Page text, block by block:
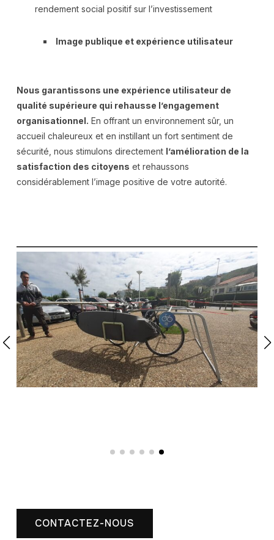
rendement social positif sur l’investissement
Image publique et expérience utilisateur
Nous garantissons une expérience utilisateur de
qualité supérieure qui rehausse l’engagement
organisationnel. En offrant un environnement sûr, un
accueil chaleureux et en instillant un fort sentiment de
sécurité, nous stimulons directement l’amélioration de la
satisfaction des citoyens et rehaussons
considérablement l’image positive de votre autorité.
CONTACTEZ-NOUS